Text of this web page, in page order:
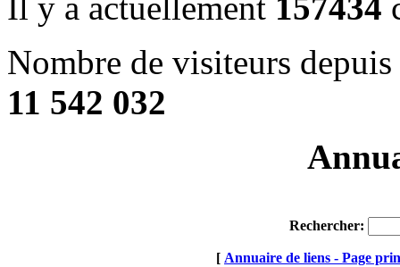
Nombre de visiteurs
11 542 032
Rechercher:
[ Annuaire de liens - Page